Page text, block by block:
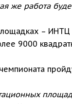
же работа
–
9000